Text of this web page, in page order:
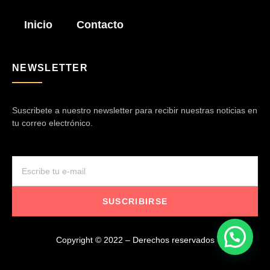
Inicio Contacto
NEWSLETTER
Suscribete a nuestro newsletter para recibir nuestras noticias en
tu correo electrónico.
SUSCRIBIRSE
Copyright © 2022 – Derechos reservados